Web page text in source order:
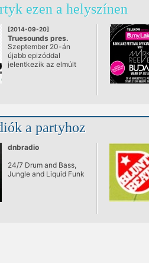
ezen a helyszínen
[2014-09-20]
Truesounds pres.
LAKE PEOPLE & ALEX
NIGGEMANN
@ Akvárium Klub
Szeptember 20-án
újabb epizóddal
jelentkezik az elmúlt
az eddigiek során is
mindig nagy
odafigyeléssel
választották ki a TS
de a mostani partin
még az eddig
megszokottaknál is
a partyhoz
dnbradio
24/7 Drum and Bass,
Jungle and Liquid Funk